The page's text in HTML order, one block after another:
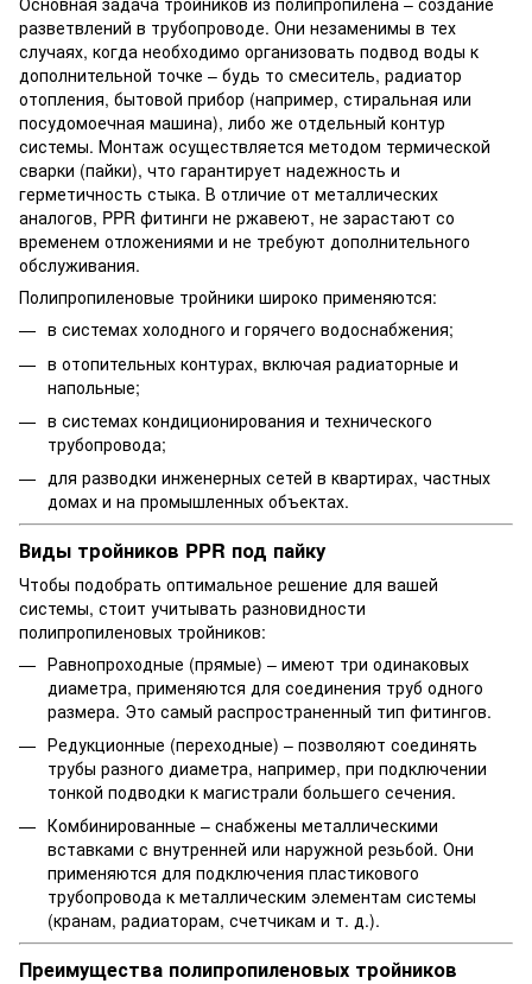
разветвлений в трубопроводе. Они незаменимы в тех
случаях, когда необходимо организовать подвод воды к
дополнительной точке – будь то смеситель, радиатор
отопления, бытовой прибор (например, стиральная или
посудомоечная машина), либо же отдельный контур
системы. Монтаж осуществляется методом термической
сварки (пайки), что гарантирует надежность и
герметичность стыка. В отличие от металлических
аналогов, PPR фитинги не ржавеют, не зарастают со
временем отложениями и не требуют дополнительного
обслуживания.
Полипропиленовые тройники широко применяются:
в системах холодного и горячего водоснабжения;
в отопительных контурах, включая радиаторные и
напольные;
в системах кондиционирования и технического
трубопровода;
для разводки инженерных сетей в квартирах, частных
домах и на промышленных объектах.
Виды тройников PPR под пайку
Чтобы подобрать оптимальное решение для вашей
системы, стоит учитывать разновидности
полипропиленовых тройников:
Равнопроходные (прямые) – имеют три одинаковых
диаметра, применяются для соединения труб одного
размера. Это самый распространенный тип фитингов.
Редукционные (переходные) – позволяют соединять
трубы разного диаметра, например, при подключении
тонкой подводки к магистрали большего сечения.
Комбинированные – снабжены металлическими
вставками с внутренней или наружной резьбой. Они
применяются для подключения пластикового
трубопровода к металлическим элементам системы
(кранам, радиаторам, счетчикам и т. д.).
Преимущества полипропиленовых тройников